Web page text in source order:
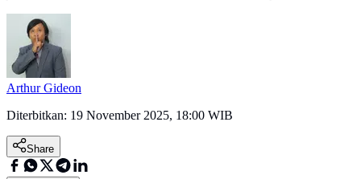
Arthur Gideon
Diterbitkan: 19 November 2025, 18:00 WIB
Share